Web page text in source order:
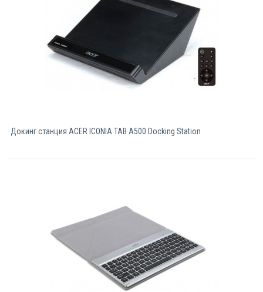
Докинг станция ACER ICONIA TAB A500 Docking Station